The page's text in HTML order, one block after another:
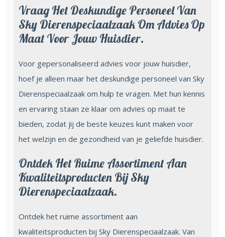
Vraag Het Deskundige Personeel Van
Sky Dierenspeciaalzaak Om Advies Op
Maat Voor Jouw Huisdier.
Voor gepersonaliseerd advies voor jouw huisdier,
hoef je alleen maar het deskundige personeel van Sky
Dierenspeciaalzaak om hulp te vragen. Met hun kennis
en ervaring staan ze klaar om advies op maat te
bieden, zodat jij de beste keuzes kunt maken voor
het welzijn en de gezondheid van je geliefde huisdier.
Ontdek Het Ruime Assortiment Aan
Kwaliteitsproducten Bij Sky
Dierenspeciaalzaak.
Ontdek het ruime assortiment aan
kwaliteitsproducten bij Sky Dierenspeciaalzaak. Van